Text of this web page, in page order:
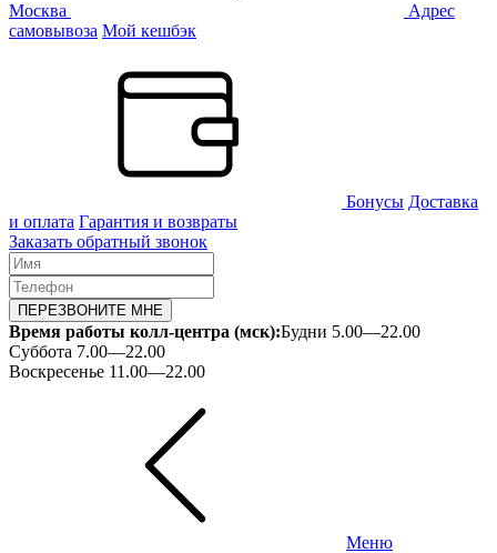
Москва
Адрес
самовывоза Мой кешбэк
Бонусы Доставка
и оплата Гарантия и возвраты
Заказать обратный звонок
ПЕРЕЗВОНИТЕ МНЕ
Время работы колл-центра (мск):Будни 5.00—22.00
Суббота 7.00—22.00
Воскресенье 11.00—22.00
Меню